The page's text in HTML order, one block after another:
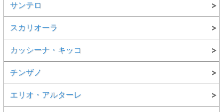
サンテロ
スカリオーラ
カッシーナ・キッコ
チンザノ
エリオ・アルターレ